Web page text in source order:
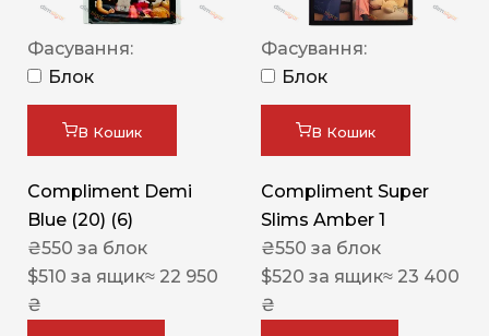
Фасування:
Блок
В Кошик
Compliment Demi
Blue (20) (6)
₴550 за блок
$510 за ящик≈ 22 950
₴
Фасування:
Блок
В Кошик
Compliment Super
Slims Amber 1
₴550 за блок
$520 за ящик≈ 23 400
₴